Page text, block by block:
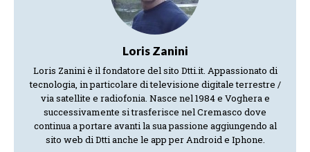
Loris Zanini
Loris Zanini è il fondatore del sito Dtti.it. Appassionato di
tecnologia, in particolare di televisione digitale terrestre /
via satellite e radiofonia. Nasce nel 1984 e Voghera e
successivamente si trasferisce nel Cremasco dove
continua a portare avanti la sua passione aggiungendo al
sito web di Dtti anche le app per Android e Iphone.